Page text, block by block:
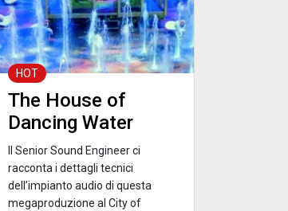
HOT
The House of
Dancing Water
Il Senior Sound Engineer ci
racconta i dettagli tecnici
dell’impianto audio di questa
megaproduzione al City of